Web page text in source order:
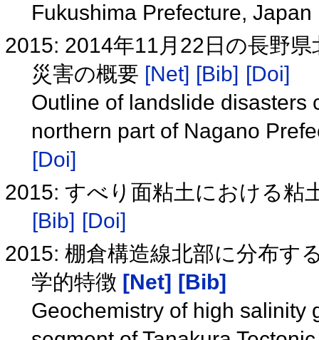
Fukushima Prefecture, Japan
2015: 2014年11月22日の長野
災害の概要 [Net] [Bib] [Doi]
Outline of landslide disasters
northern part of Nagano
[Doi]
2015: すべり面粘土における粘
[Bib] [Doi]
2015: 棚倉構造線北部に分布す
学的特徴 [Net] [Bib]
Geochemistry of high salinity